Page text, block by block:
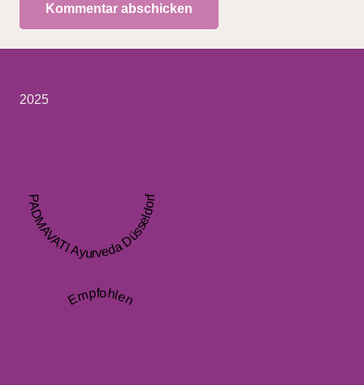
Kommentar abschicken
2025
PADMAVATI Ayurveda Düsseldorf
Empfohlen